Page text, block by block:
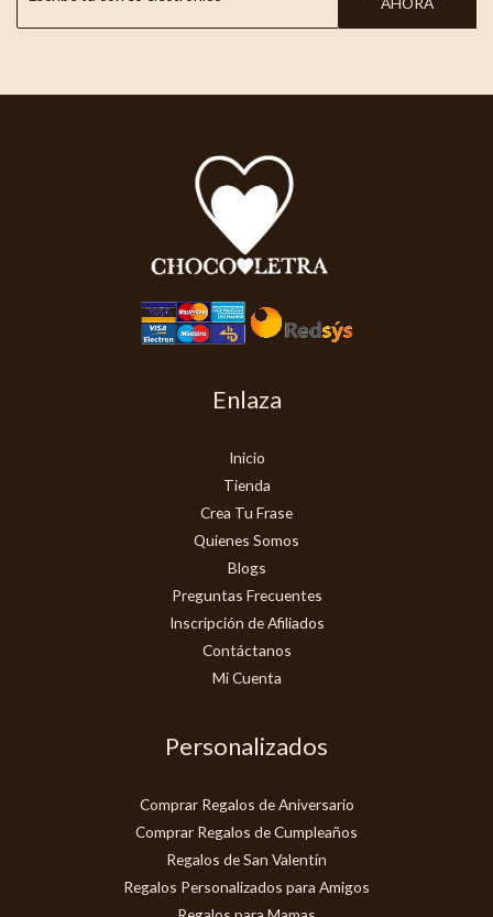
Enlaza
Inicio
Tienda
Crea Tu Frase
Quienes Somos
Blogs
Preguntas Frecuentes
Inscripción de Afiliados
Contáctanos
Mi Cuenta
Personalizados
Comprar Regalos de Aniversario
Comprar Regalos de Cumpleaños
Regalos de San Valentín
Regalos Personalizados para Amigos